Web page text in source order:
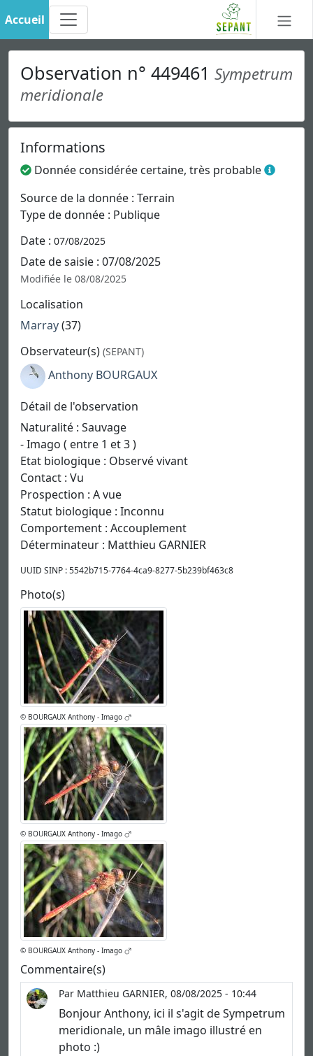
Accueil
Observation n° 449461 Sympetrum
meridionale
Informations
Donnée considérée certaine, très probable
Source de la donnée : Terrain
Type de donnée : Publique
Date : 07/08/2025
Date de saisie : 07/08/2025
Modifiée le 08/08/2025
Localisation
Marray(37)
Observateur(s) (SEPANT)
Anthony BOURGAUX
Détail de l'observation
Naturalité : Sauvage
- Imago ( entre 1 et 3 )
Etat biologique : Observé vivant
Contact : Vu
Prospection : A vue
Statut biologique : Inconnu
Comportement : Accouplement
Déterminateur : Matthieu GARNIER
UUID SINP : 5542b715-7764-4ca9-8277-5b239bf463c8
Photo(s)
© BOURGAUX Anthony - Imago
© BOURGAUX Anthony - Imago
© BOURGAUX Anthony - Imago
Commentaire(s)
Par Matthieu GARNIER, 08/08/2025 - 10:44
Bonjour Anthony, ici il s'agit de Sympetrum
meridionale, un mâle imago illustré en
photo :)